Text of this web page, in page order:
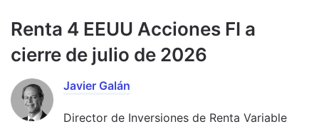
Renta 4 EEUU Acciones FI a
cierre de julio de 2026
Javier Galán
Director de Inversiones de Renta Variable